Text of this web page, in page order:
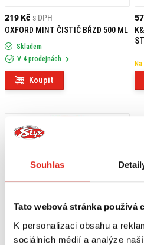
Souhlas
Tato webová stránka používá
K personalizaci obsahu a
sociálních médií a analýze
219 Kč s DPH
OXFORD MINT ČISTIČ BŔZD 500 ML
Skladem
V 4 prodejnách
Koupit